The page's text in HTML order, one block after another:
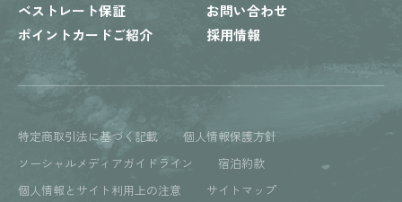
ベストレート保証
ポイントカードご紹介
お問い合わせ
採用情報
特定商取引法に基づく記載
個人情報保護方針
ソーシャルメディアガイドライン
宿泊約款
個人情報とサイト利用上の注意
サイトマップ